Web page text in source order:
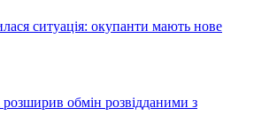
ситуація: окупанти мають нове
обмін розвідданими з